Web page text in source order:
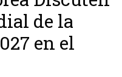
de la
en el